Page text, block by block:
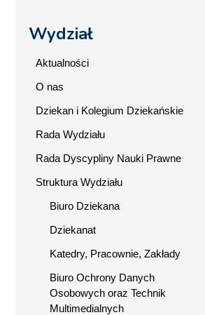
Wydział
Aktualności
O nas
Dziekan i Kolegium Dziekańskie
Rada Wydziału
Rada Dyscypliny Nauki Prawne
Struktura Wydziału
Biuro Dziekana
Dziekanat
Katedry, Pracownie, Zakłady
Biuro Ochrony Danych
Osobowych oraz Technik
Multimedialnych